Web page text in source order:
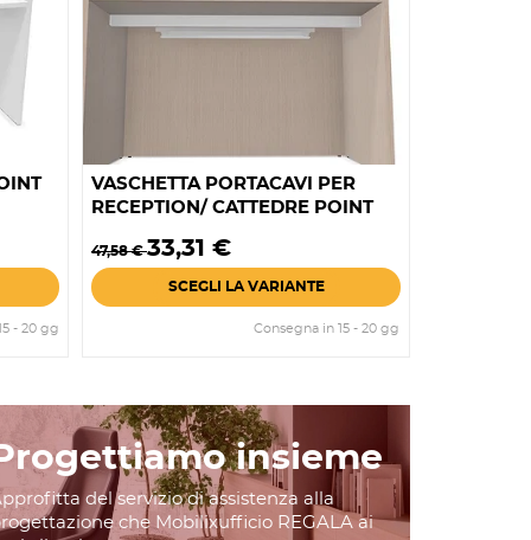
- 20 gg
VASCHETTA PORTACAVI PER
RECEPTION/ CATTEDRE POINT
Prezzo
Prezzo
base
47,58 €33,31 €
SCEGLI LA VARIANTE
Consegna in 15 - 20 gg
insieme
del servizio di assistenza alla
che Mobilixufficio REGALA ai